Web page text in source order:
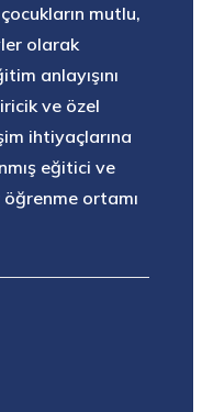
mutlu,
olarak
anlayışını
ve özel
ihtiyaçlarına
eğitici ve
ortamı